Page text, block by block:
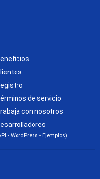
de servicio
con nosotros
- WordPress - Ejemplos)